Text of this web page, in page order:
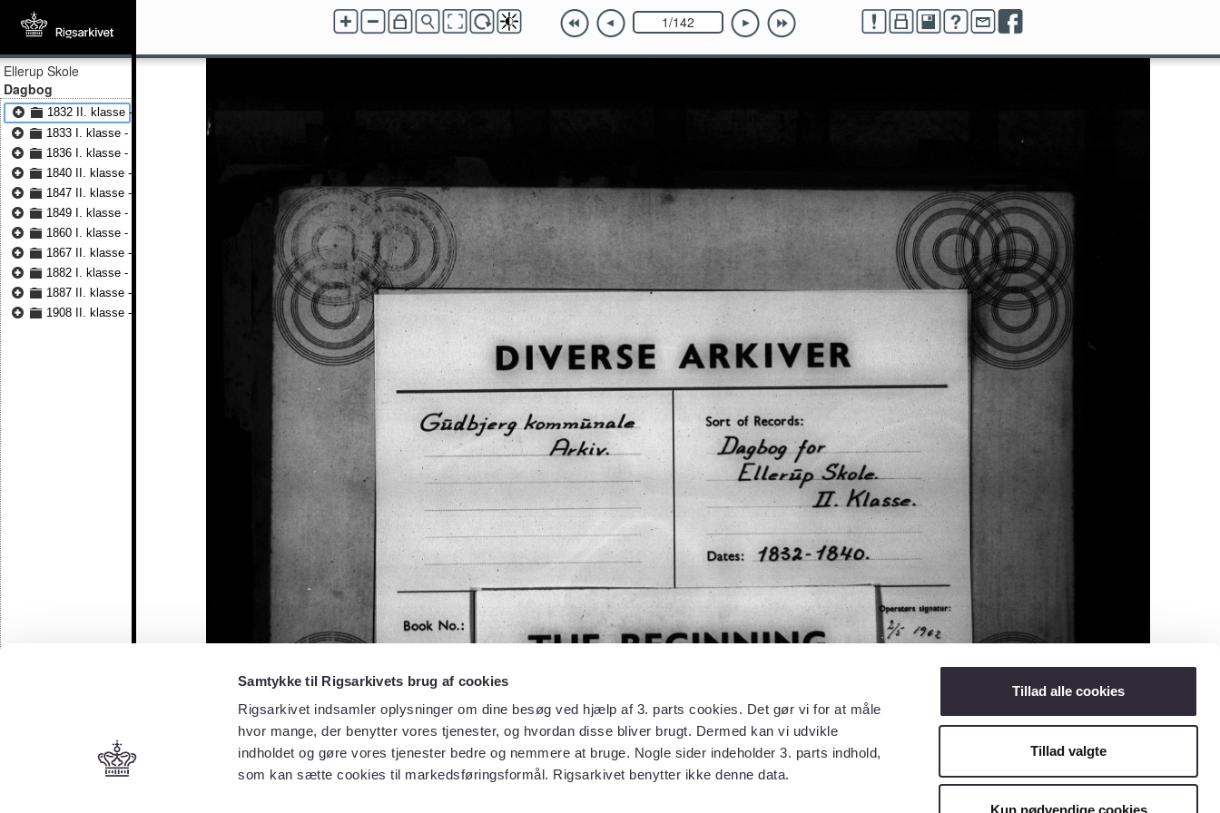
Samtykke til Rigsarkivets brug af cookies
Rigsarkivet indsamler oplysninger om dine besøg ved hjælp af 3. parts cookies. Det gør vi for at måle
hvor mange, der benytter vores tjenester, og hvordan disse bliver brugt. Dermed kan vi udvikle
indholdet og gøre vores tjenester bedre og nemmere at bruge. Nogle sider indeholder 3. parts indhold,
som kan sætte cookies til markedsføringsformål. Rigsarkivet benytter ikke denne data.
Tillad alle cookies
Tillad valgte
Kun nødvendige cookies
Ellerup Skole
Dagbog
1832 II. klasse - 1840 II. klasse
1833 I. klasse - 1836 I. klasse
1836 I. klasse - 1839 I. klasse
1840 II. klasse - 1846 II. klasse
1847 II. klasse - 1855 II. klasse
1849 I. klasse - 1860 I. klasse
1860 I. klasse - 1882 I. klasse
1867 II. klasse - 1887 II. klasse
1882 I. klasse - 1898 I. klasse
1887 II. klasse - 1908 II. klasse
1908 II. klasse - 1917 II. klasse